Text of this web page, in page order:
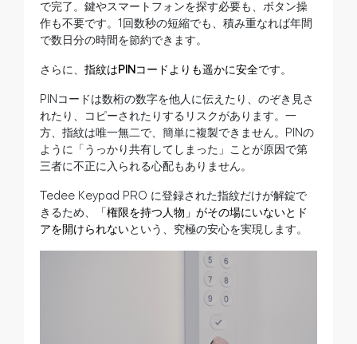
で完了。鍵やスマートフォンを探す必要も、ボタン操
作も不要です。1回数秒の短縮でも、積み重なれば年間
で数日分の時間を節約できます。
さらに、 指紋はPINコードよりも遥かに安全です。
PINコードは数桁の数字を他人に伝えたり、のぞき見さ
れたり、コピーされたりするリスクがあります。一
方、指紋は唯一無二で、簡単に複製できません。PINの
ように「うっかり共有してしまった」ことが原因で第
三者に不正に入られる心配もありません。
Tedee Keypad PRO に登録された指紋だけが解錠で
きるため、
「権限を持つ人物」がその場にいないとド
アを開けられないという、究極の安心を実現します。